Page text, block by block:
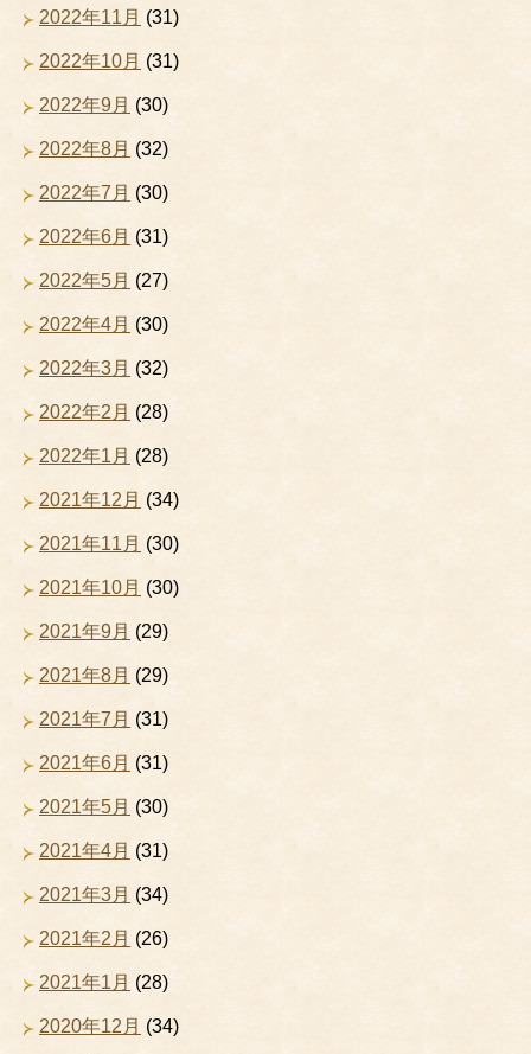
2022年11月 (31)
2022年10月 (31)
2022年9月 (30)
2022年8月 (32)
2022年7月 (30)
2022年6月 (31)
2022年5月 (27)
2022年4月 (30)
2022年3月 (32)
2022年2月 (28)
2022年1月 (28)
2021年12月 (34)
2021年11月 (30)
2021年10月 (30)
2021年9月 (29)
2021年8月 (29)
2021年7月 (31)
2021年6月 (31)
2021年5月 (30)
2021年4月 (31)
2021年3月 (34)
2021年2月 (26)
2021年1月 (28)
2020年12月 (34)